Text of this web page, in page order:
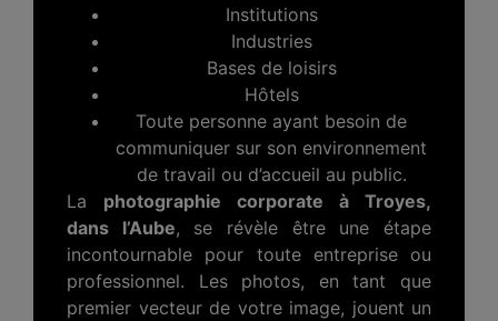
Institutions
Industries
Bases de loisirs
Hôtels
Toute personne ayant besoin de
communiquer sur son environnement
de travail ou d’accueil au public.
La photographie corporate à Troyes,
dans l’Aube, se révèle être une étape
incontournable pour toute entreprise ou
professionnel. Les photos, en tant que
premier vecteur de votre image, jouent un